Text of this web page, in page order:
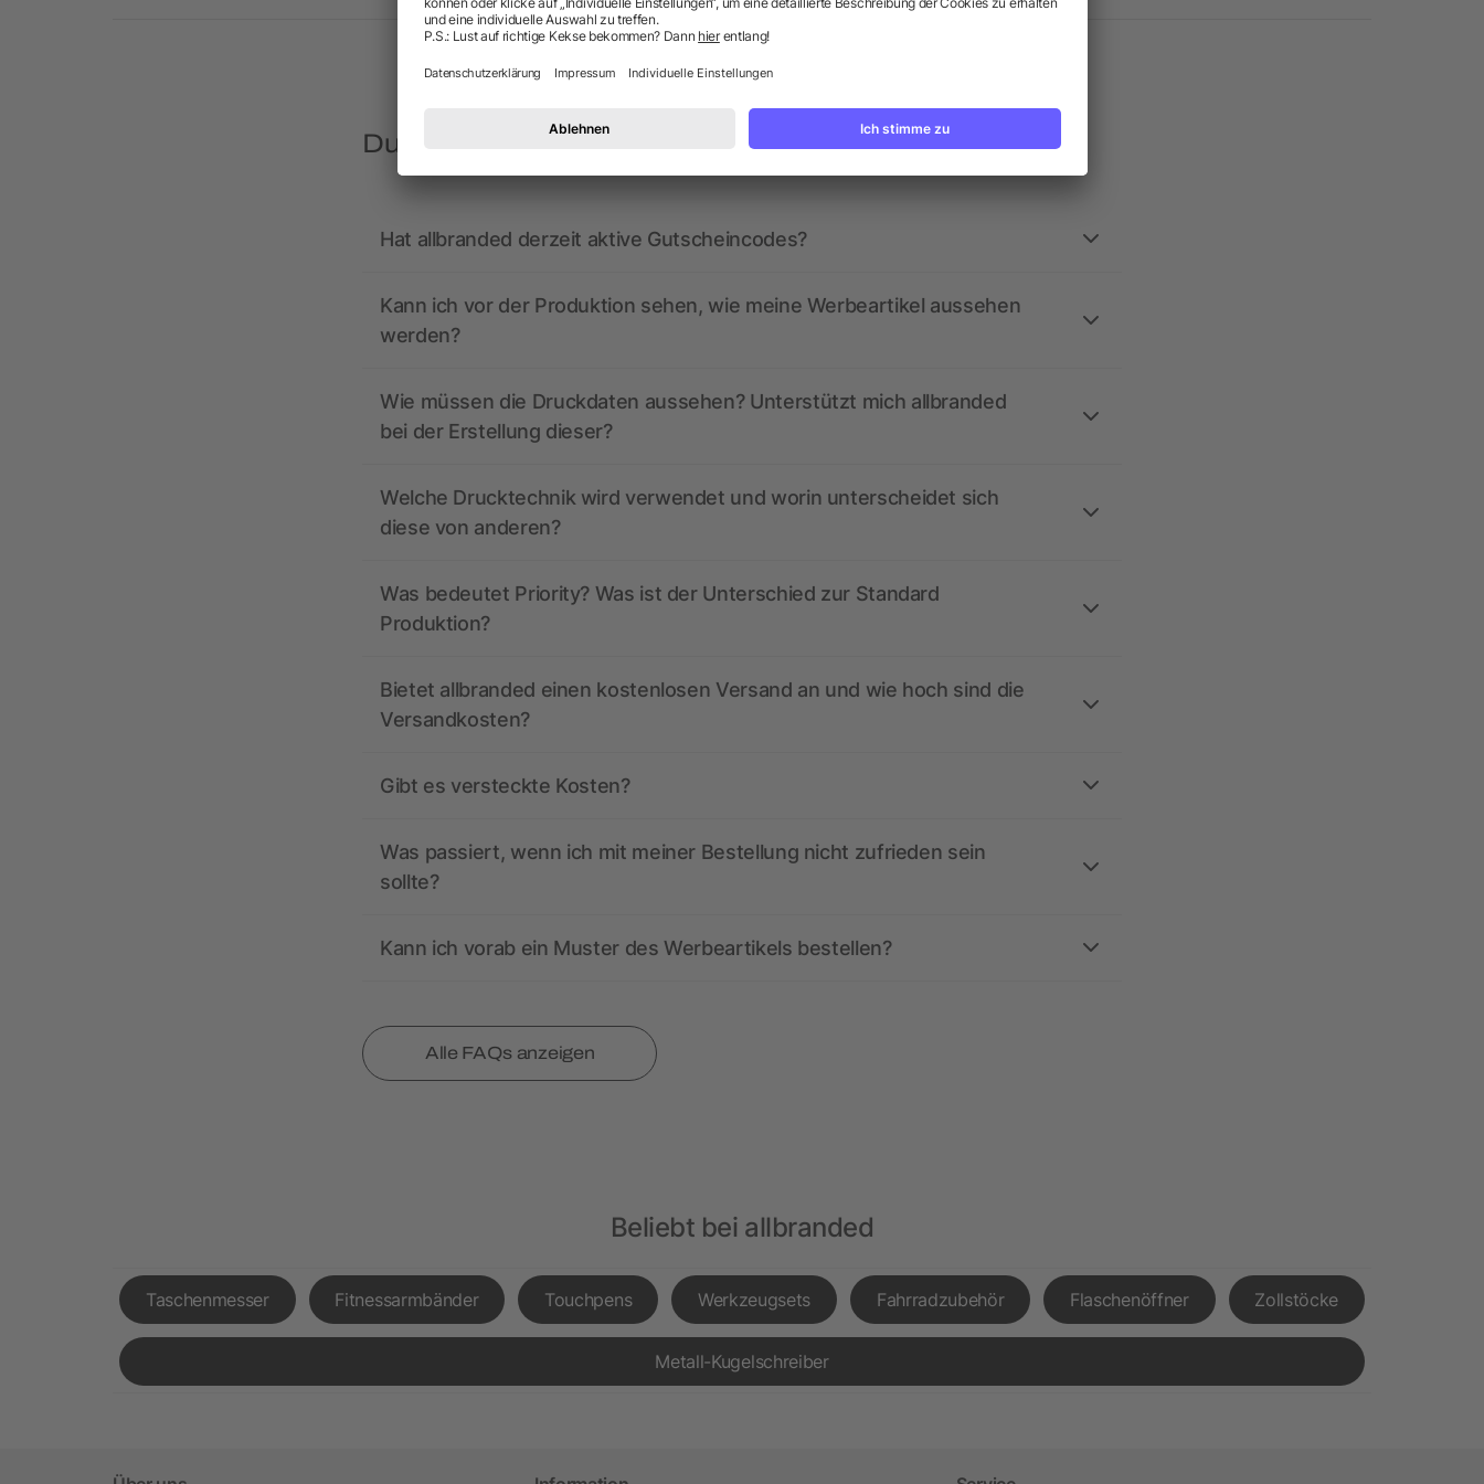
Du hast Fragen? Wir haben die Antworten.
Hat allbranded derzeit aktive Gutscheincodes?
Kann ich vor der Produktion sehen, wie meine Werbeartikel aussehen
werden?
Wie müssen die Druckdaten aussehen? Unterstützt mich allbranded
bei der Erstellung dieser?
Welche Drucktechnik wird verwendet und worin unterscheidet sich
diese von anderen?
Was bedeutet Priority? Was ist der Unterschied zur Standard
Produktion?
Bietet allbranded einen kostenlosen Versand an und wie hoch sind die
Versandkosten?
Gibt es versteckte Kosten?
Was passiert, wenn ich mit meiner Bestellung nicht zufrieden sein
sollte?
Kann ich vorab ein Muster des Werbeartikels bestellen?
Alle FAQs anzeigen
Beliebt bei allbranded
Taschenmesser Fitnessarmbänder Touchpens Werkzeugsets Fahrradzubehör Flaschenöffner Zollstöcke
Metall-Kugelschreiber